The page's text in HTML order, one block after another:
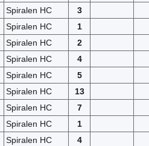
Spiralen HC
3
Spiralen HC
1
Spiralen HC
2
Spiralen HC
4
Spiralen HC
5
Spiralen HC
13
Spiralen HC
7
Spiralen HC
1
Spiralen HC
4